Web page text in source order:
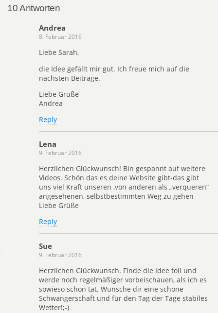
10 Antworten
Andrea
8. Februar 2016
Liebe Sarah,
die Idee gefällt mir gut. Ich freue mich auf die
nächsten Beiträge.
Liebe Grüße
Andrea
Reply
Lena
9. Februar 2016
Herzlichen Glückwunsch! Bin gespannt auf weitere
Videos. Schön das es deine Website gibt-das gibt
uns viel Kraft unseren ,von anderen als „verqueren“
angesehenen, selbstbestimmten Weg zu gehen
Liebe Grüße
Reply
Sue
9. Februar 2016
Herzlichen Glückwunsch. Finde die Idee toll und
werde noch regelmäßiger vorbeischauen, als ich es
sowieso schon tat. Wünsche dir eine schöne
Schwangerschaft und für den Tag der Tage stabiles
Wetter!;-)